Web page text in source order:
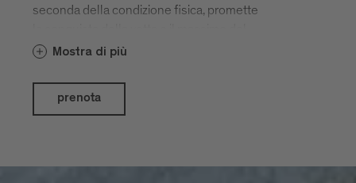
seconda della condizione fisica, promette
piacere.Mostra di più
prenota